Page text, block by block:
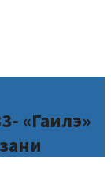
«Гаилэ»